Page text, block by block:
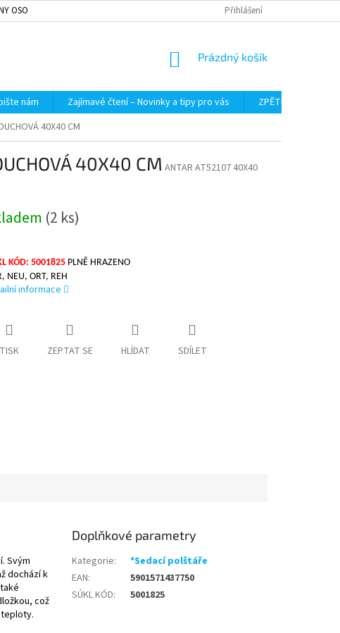
OSOBNÍCH ÚDAJŮ Přihlášení
NÁKUPNÍ
Prázdný košík
nám Zajímavé čtení – Novinky a tipy pro vás
ZPĚTNÝ ODBĚR
40X40 CM
40X40 CM ANTAR AT52107 40X40
(2 ks)
KÓD: 5001825 PLNĚ HRAZENO
NEU, ORT, REH
informace
TISK ZEPTAT SE HLÍDAT SDÍLET
Svým
dochází k
což
Doplňkové parametry
Kategorie:
*Sedací polštáře
EAN:
5901571437750
SÚKL KÓD: 5001825